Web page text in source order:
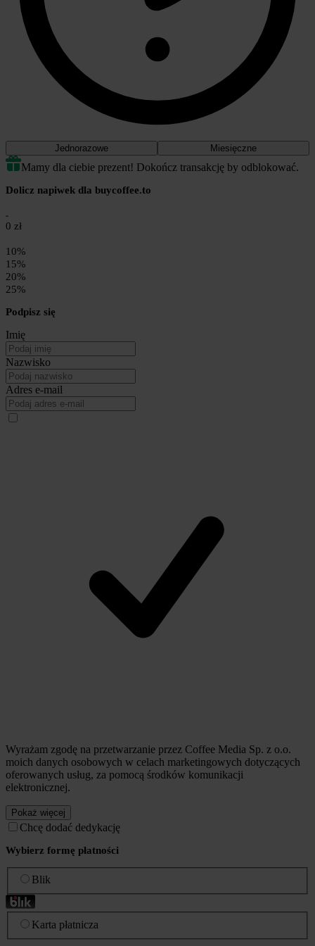
Jednorazowe Miesięczne
Mamy dla ciebie prezent! Dokończ transakcję by odblokować.
Dolicz napiwek dla buycoffee.to
0 zł
10%
15%
20%
25%
Podpisz się
Imię
Nazwisko
Adres e-mail
Wyrażam zgodę na przetwarzanie przez Coffee Media Sp. z o.o.
moich danych osobowych w celach marketingowych dotyczących
oferowanych usług, za pomocą środków komunikacji
elektronicznej.
Pokaż więcej
Chcę dodać dedykację
Wybierz formę płatności
Blik
Karta płatnicza